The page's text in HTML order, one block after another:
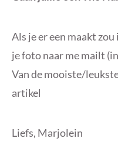
Als je er een maakt
je foto naar me mailt
Van de mooiste/
artikel
Liefs, Marjolein